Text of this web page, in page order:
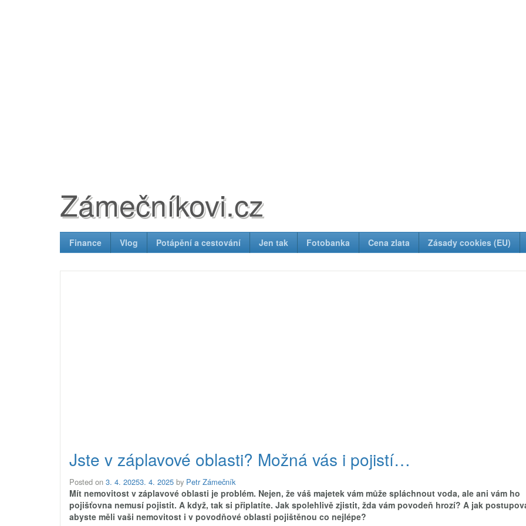
Zámečníkovi.cz
Finance Vlog Potápění a cestování Jen tak Fotobanka Cena zlata Zásady cookies (EU)
Jste v záplavové oblasti? Možná vás i pojistí…
Posted on 3. 4. 20253. 4. 2025 by Petr Zámečník
Mít nemovitost v záplavové oblasti je problém. Nejen, že váš majetek vám může spláchnout voda, ale ani vám ho
pojišťovna nemusí pojistit. A když, tak si připlatíte. Jak spolehlivě zjistit, žda vám povodeň hrozí? A jak
abyste měli vaši nemovitost i v povodňové oblasti pojištěnou co nejlépe?